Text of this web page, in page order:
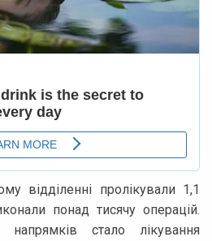
відділенні пролікували 1,1
понад тисячу операцій.
стало лікування